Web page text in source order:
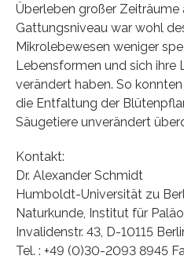
Überleben großer
Gattungsniveau war wohl
Mikrolebewesen weniger
Lebensformen und sich ihre
verändert haben. So
die Entfaltung der
Säugetiere unverändert
Kontakt:
Dr. Alexander Schmidt
Humboldt-Universität zu
Naturkunde, Institut für
Invalidenstr. 43, D-10115
Tel. : +49 (0)30-2093 8945